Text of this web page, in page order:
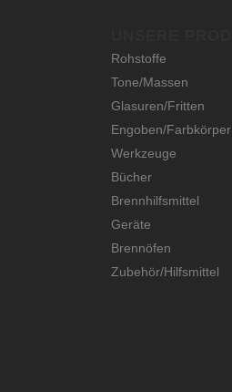
Rohstoffe
Tone/Massen
Glasuren/Fritten
Engoben/Farbkörper
Werkzeuge
Bücher
Brennhilfsmittel
Geräte
Brennöfen
Zubehör/Hilfsmittel